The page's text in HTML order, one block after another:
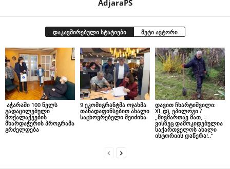
AdjaraPS
დაკავშირებული სტატიები მეტი ავტორი
აჭარაში 100 წელს
გადაცილებული
მოქალაქეების
მხარდაჭერის პროგრამა
გრძელდება
9 ეკომიგრანტმა ოჯახმა
თანადაფინსებით ახალი
საცხოვრებელი შეიძინა
დავით ჩხარტიშვილი:
XI_დ), ეპილოგი /
„მივმართავ მათ, –
ვისზეც დამოკიდებულია
საქართველოს ახალი
ისტორიის დაწერა!..“